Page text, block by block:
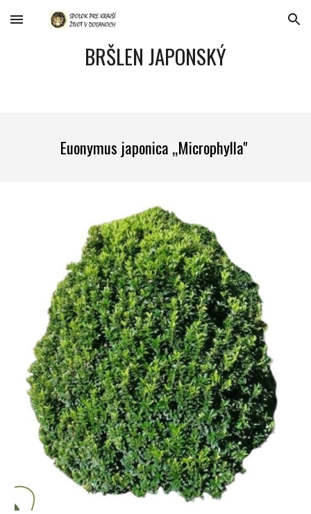
Skip to main content Skip to navigation
BRŠLEN JAPONSKÝ
Euonymus japonica „Microphylla"